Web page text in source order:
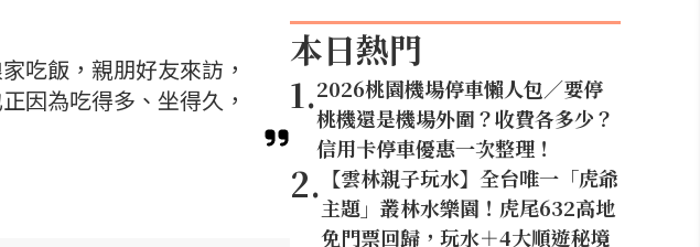
吃飯，親朋好友來訪，
因為吃得多、坐得久，
本日熱門
1.2026桃園機場停車懶人包／要停
桃機還是機場外圍？收費各多少？
信用卡停車優惠一次整理！
2. 【雲林親子玩水】全台唯一「虎爺
主題」叢林水樂園！虎尾632高地
免門票回歸，玩水＋4大順遊秘境